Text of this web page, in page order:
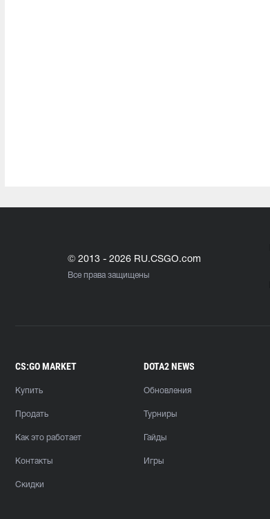
© 2013 - 2026 RU.CSGO.com
Все права защищены
CS:GO MARKET
Купить
Продать
Как это работает
Контакты
Скидки
DOTA2 NEWS
Обновления
Турниры
Гайды
Игры